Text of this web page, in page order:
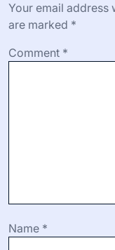
actuales en el uso
sostenibilidad y la
la selección de